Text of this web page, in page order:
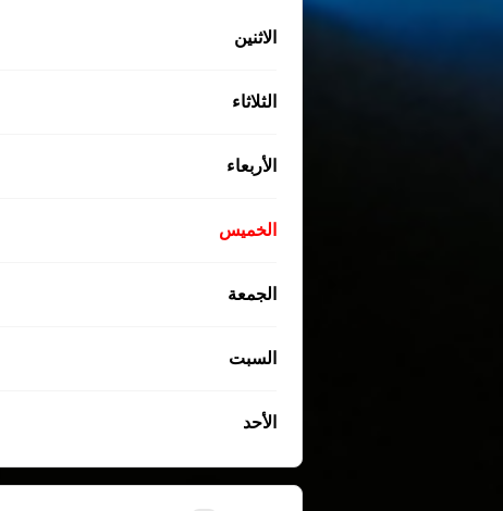
الاثنين
الثلاثاء
الأربعاء
الخميس
الجمعة
السبت
الأحد